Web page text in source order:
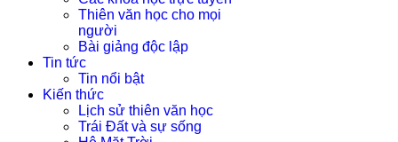
Thiên văn học cho mọi
người
Bài giảng độc lập
Tin tức
Tin nổi bật
Kiến thức
Lịch sử thiên văn học
Trái Đất và sự sống